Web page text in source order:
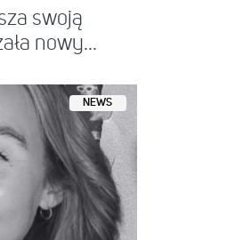
swoją
nowy...
NEWS